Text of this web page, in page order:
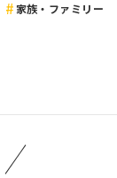
家族・ファミリー